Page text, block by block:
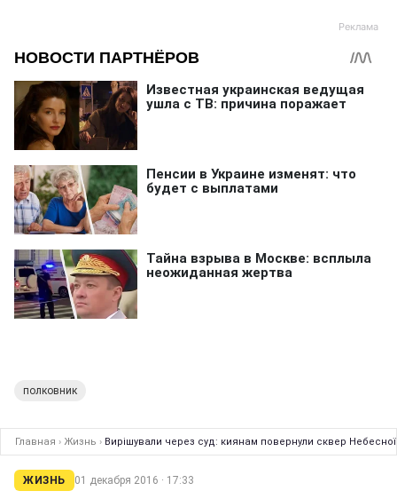
полковник
Главная › Жизнь › Вирішували через суд: киянам повернули сквер Небесної
ЖИЗНЬ 01 декабря 2016 · 17:33